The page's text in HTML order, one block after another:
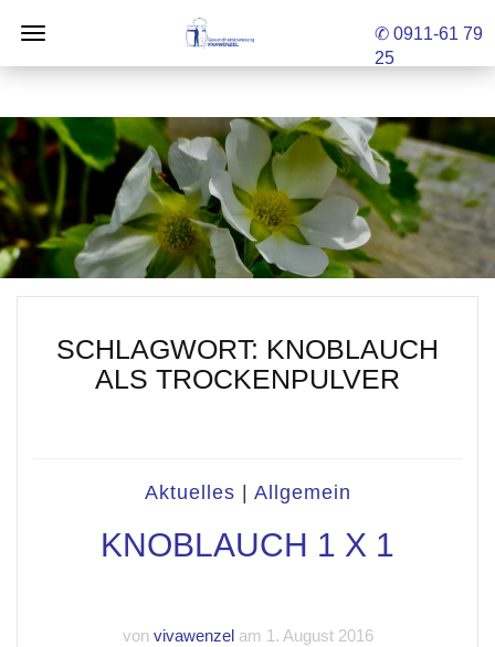
✆ 0911-61 79
25
SCHLAGWORT: KNOBLAUCH
ALS TROCKENPULVER
Aktuelles Allgemein
KNOBLAUCH 1 X 1
von vivawenzelam 1. August 2016